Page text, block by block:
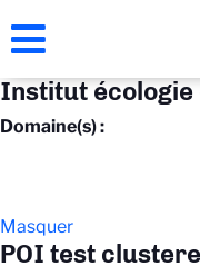
au
principal
Institut écologie
Domaine(s) :
Masquer
POI test